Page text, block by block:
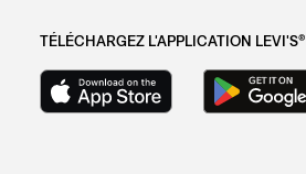
TÉLÉCHARGEZ L'APPLICATION LEVI'S®